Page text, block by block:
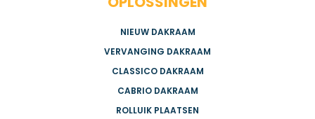
NIEUW DAKRAAM
VERVANGING DAKRAAM
CLASSICO DAKRAAM
CABRIO DAKRAAM
ROLLUIK PLAATSEN